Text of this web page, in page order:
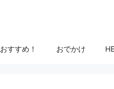
おすすめ！ おでかけ